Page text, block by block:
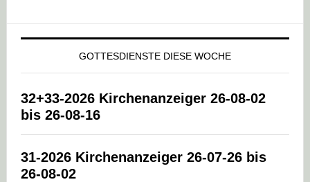
GOTTESDIENSTE DIESE WOCHE
32+33-2026 Kirchenanzeiger 26-08-02
bis 26-08-16
31-2026 Kirchenanzeiger 26-07-26 bis
26-08-02